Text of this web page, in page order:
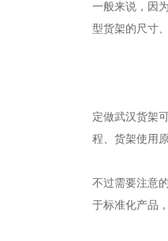
一般来说，因
型货架的尺寸
定做武汉货架
程、货架使用
不过需要注意
于标准化产品